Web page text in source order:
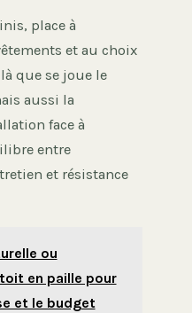
place à
et au choix
que se joue le
aussi la
face à
entre
et résistance
ou
en paille pour
et le budget